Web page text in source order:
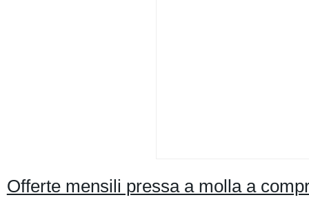
Offerte mensili pressa a molla a